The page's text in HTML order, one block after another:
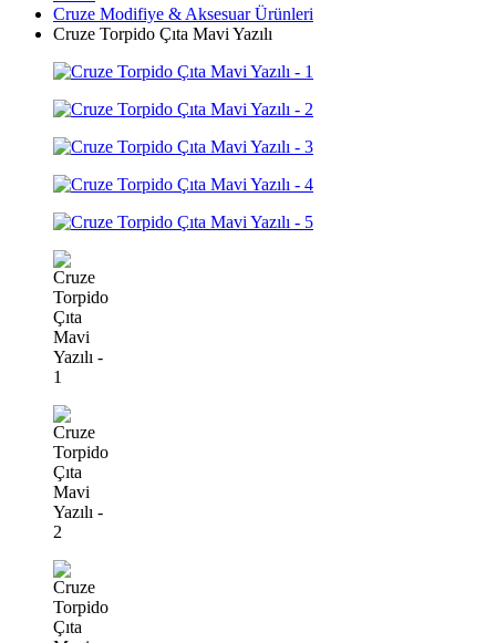
Cruze Modifiye & Aksesuar Ürünleri
Cruze Torpido Çıta Mavi Yazılı